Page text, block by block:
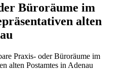
Büroräume im
alten
Praxis- oder Büroräume im
alten Postamtes in Adenau